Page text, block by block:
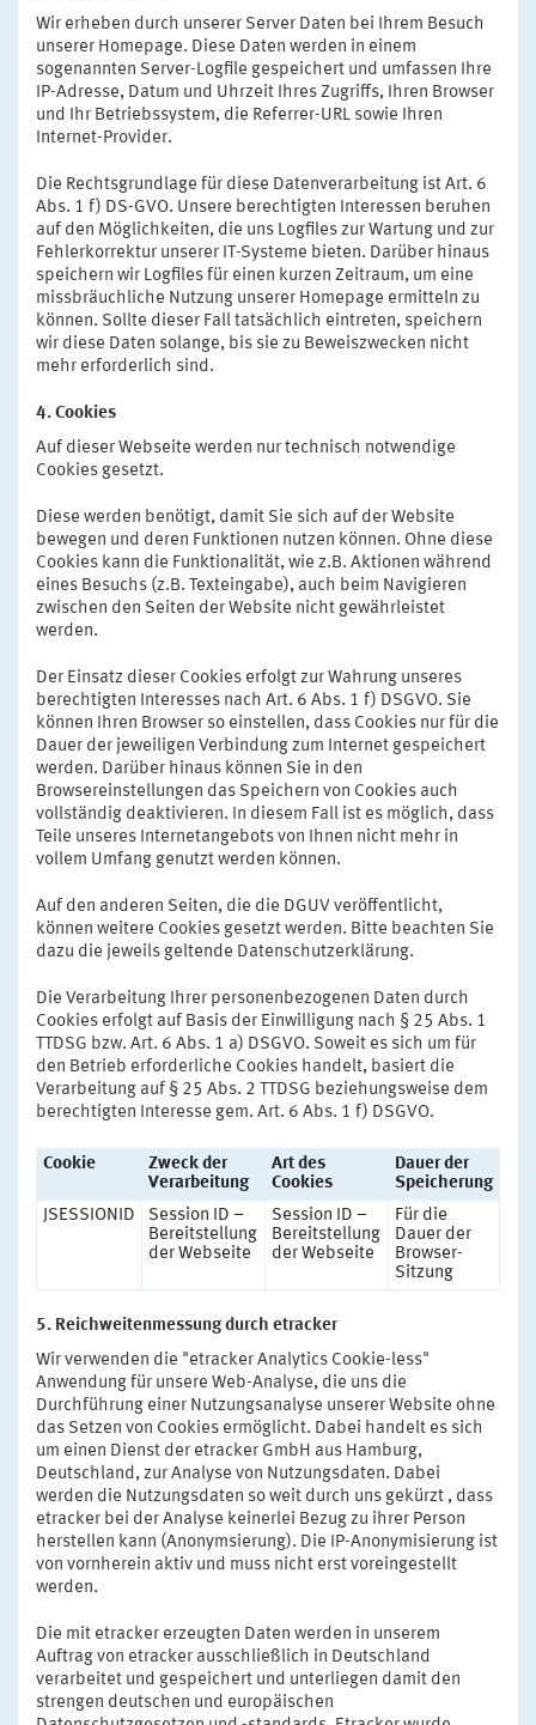
Wir erheben durch unserer Server Daten bei Ihrem Besuch
unserer Homepage. Diese Daten werden in einem
sogenannten Server-Logfile gespeichert und umfassen Ihre
IP-Adresse, Datum und Uhrzeit Ihres Zugriffs, Ihren Browser
und Ihr Betriebssystem, die Referrer-URL sowie Ihren
Internet-Provider.
Die Rechtsgrundlage für diese Datenverarbeitung ist Art. 6
Abs. 1 f) DS-GVO. Unsere berechtigten Interessen beruhen
auf den Möglichkeiten, die uns Logfiles zur Wartung und zur
Fehlerkorrektur unserer IT-Systeme bieten. Darüber hinaus
speichern wir Logfiles für einen kurzen Zeitraum, um eine
missbräuchliche Nutzung unserer Homepage ermitteln zu
können. Sollte dieser Fall tatsächlich eintreten, speichern
wir diese Daten solange, bis sie zu Beweiszwecken nicht
mehr erforderlich sind.
4. Cookies
Auf dieser Webseite werden nur technisch notwendige
Cookies gesetzt.
Diese werden benötigt, damit Sie sich auf der Website
bewegen und deren Funktionen nutzen können. Ohne diese
Cookies kann die Funktionalität, wie z.B. Aktionen während
eines Besuchs (z.B. Texteingabe), auch beim Navigieren
zwischen den Seiten der Website nicht gewährleistet
werden.
Der Einsatz dieser Cookies erfolgt zur Wahrung unseres
berechtigten Interesses nach Art. 6 Abs. 1 f) DSGVO. Sie
können Ihren Browser so einstellen, dass Cookies nur für die
Dauer der jeweiligen Verbindung zum Internet gespeichert
werden. Darüber hinaus können Sie in den
Browsereinstellungen das Speichern von Cookies auch
vollständig deaktivieren. In diesem Fall ist es möglich, dass
Teile unseres Internetangebots von Ihnen nicht mehr in
vollem Umfang genutzt werden können.
Auf den anderen Seiten, die die DGUV veröffentlicht,
können weitere Cookies gesetzt werden. Bitte beachten Sie
dazu die jeweils geltende Datenschutzerklärung.
Die Verarbeitung Ihrer personenbezogenen Daten durch
Cookies erfolgt auf Basis der Einwilligung nach § 25 Abs. 1
TTDSG bzw. Art. 6 Abs. 1 a) DSGVO. Soweit es sich um für
den Betrieb erforderliche Cookies handelt, basiert die
Verarbeitung auf § 25 Abs. 2 TTDSG beziehungsweise dem
berechtigten Interesse gem. Art. 6 Abs. 1 f) DSGVO.
Cookie
Zweck der
Verarbeitung
Art des
Cookies
Dauer der
Speicherung
JSESSIONID
Session ID –
Bereitstellung
der Webseite
Session ID –
Bereitstellung
der Webseite
Für die
Dauer der
Browser-
Sitzung
5. Reichweitenmessung durch etracker
Wir verwenden die "etracker Analytics Cookie-less"
Anwendung für unsere Web-Analyse, die uns die
Durchführung einer Nutzungsanalyse unserer Website ohne
das Setzen von Cookies ermöglicht. Dabei handelt es sich
um einen Dienst der etracker GmbH aus Hamburg,
Deutschland, zur Analyse von Nutzungsdaten. Dabei
werden die Nutzungsdaten so weit durch uns gekürzt , dass
etracker bei der Analyse keinerlei Bezug zu ihrer Person
herstellen kann (Anonymsierung). Die IP-Anonymisierung ist
von vornherein aktiv und muss nicht erst voreingestellt
werden.
Die mit etracker erzeugten Daten werden in unserem
Auftrag von etracker ausschließlich in Deutschland
verarbeitet und gespeichert und unterliegen damit den
strengen deutschen und europäischen